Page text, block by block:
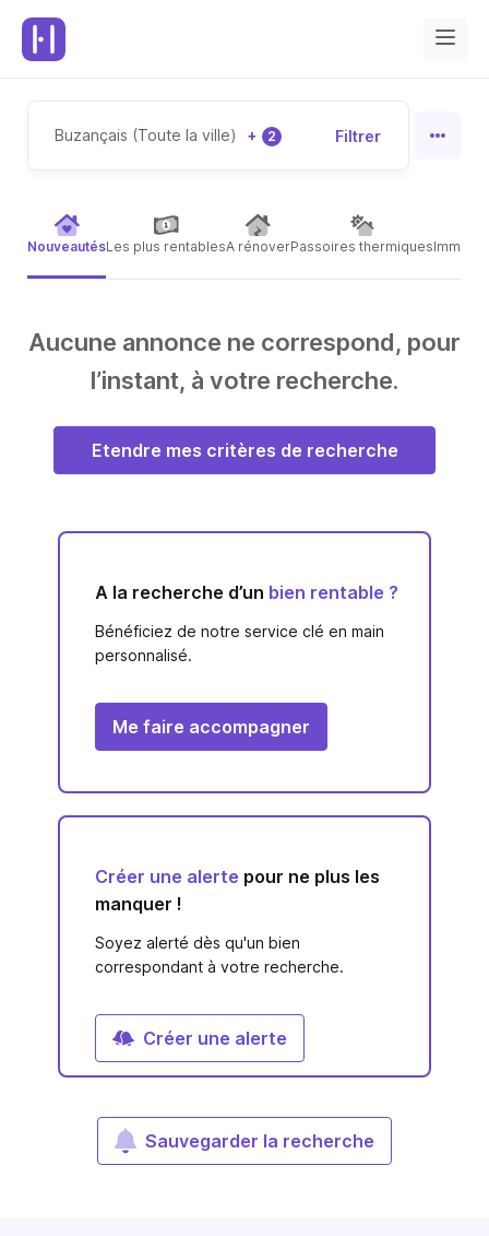
Buzançais (Toute la ville) + 2 Filtrer
NouveautésLes plus rentablesA rénoverPassoires thermiques
Aucune annonce ne correspond, pour
l’instant, à votre recherche.
Etendre mes critères de recherche
A la recherche d’un bien rentable ?
Bénéficiez de notre service clé en main
personnalisé.
Me faire accompagner
Créer une alerte pour ne plus les
manquer !
Soyez alerté dès qu'un bien
correspondant à votre recherche.
Créer une alerte
Sauvegarder la recherche